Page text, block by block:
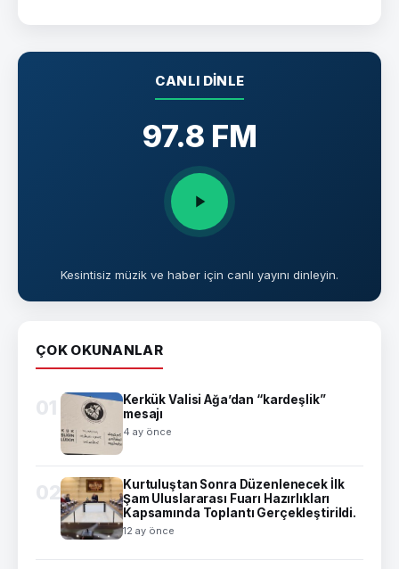
CANLI DINLE
97.8 FM
Kesintisiz müzik ve haber için canlı yayını dinleyin.
ÇOK OKUNANLAR
01
Kerkük Valisi Ağa’dan “kardeşlik”
mesajı
4 ay önce
02
Kurtuluştan Sonra Düzenlenecek İlk
Şam Uluslararası Fuarı Hazırlıkları
Kapsamında Toplantı Gerçekleştirildi.
12 ay önce